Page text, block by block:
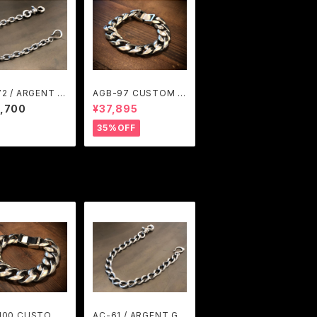
/ ARGENT G
AGB-97 CUSTOM /
ARGENT GLEAM
¥37,895
35%OFF